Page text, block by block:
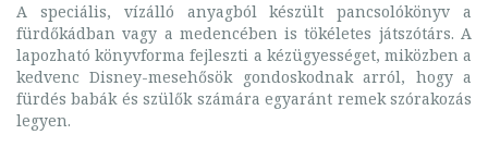
A speciális, vízálló anyagból készült pancsolókönyv a
fürdőkádban vagy a medencében is tökéletes játszótárs. A
lapozható könyvforma fejleszti a kézügyességet, miközben a
kedvenc Disney-mesehősök gondoskodnak arról, hogy a
fürdés babák és szülők számára egyaránt remek szórakozás
legyen.